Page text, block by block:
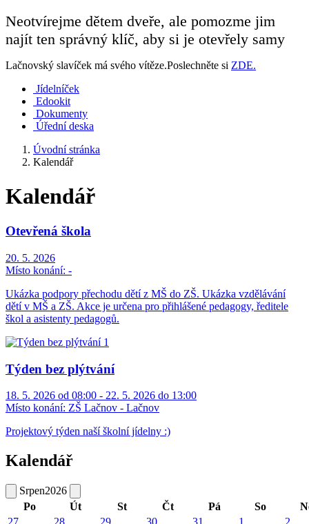
Neotvírejme dětem dveře, ale pomozme jim
najít ten správný klíč, aby si je otevřely samy
Lačnovský slavíček má svého vítěze.Poslechněte si ZDE.
Jídelníček
Edookit
Dokumenty
Úřední deska
Úvodní stránka
Kalendář
Kalendář
Otevřená škola
20. 5. 2026
Místo konání: -
Ukázka podpory přechodu dětí z MŠ do ZŠ. Ukázka vzdělávání
dětí v MŠ a ZŠ. Akce je určena pro přihlášené pedagogy, ředitele
škol a asistenty pedagogů.
Týden bez plýtvání
18. 5. 2026 od 08:00 - 22. 5. 2026 do 13:00
Místo konání: ZŠ Lačnov - Lačnov
Projektový týden naší školní jídelny :)
Kalendář
Srpen2026
Po
Út St Čt Pá So